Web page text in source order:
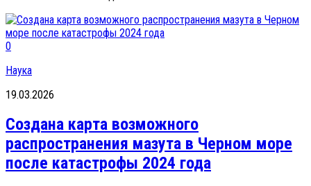
0
Наука
19.03.2026
Создана карта возможного
распространения мазута в Черном море
после катастрофы 2024 года